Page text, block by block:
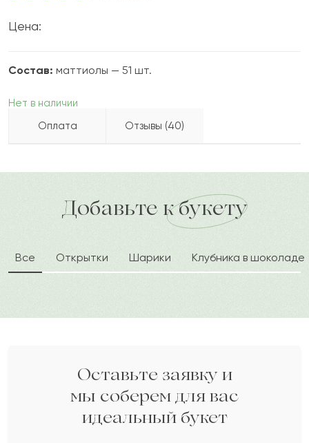
Цена:
Состав: маттиолы — 51 шт.
Нет в наличии
Оплата
Отзывы (40)
доставка по городу в течение часа
А 2024-02-14
Азат
2023-12-26
Ж 2023-12-02
Жаркин
З 2023-11-17
Зиния
2023-05-30
Асмет
Велизар
Добавьте к букету
Все Открытки Шарики Клубника в шоколаде
Оставьте заявку и
мы соберем для вас
идеальный букет